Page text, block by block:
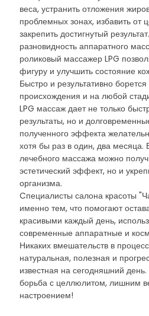
веса, устранить отложения
проблемных зонах, избавить от
закрепить достигнутый
разновидность аппаратного
роликовый массажер LPG
фигуру и улучшить состояние
Быстро и результативно
происхождения и на любой
LPG массаж дает не только
результаты, но и
полученного эффекта
хотя бы раз в один, два месяца.
лечебного массажа можно
эстетический эффект, но и
организма.
Cпециалисты салона красоты
именно тем, что помогают
красивыми каждый день,
современные аппаратные и
Никаких вмешательств в
натуральная, полезная и
известная на сегодняшний
борьба с целлюлитом, лишним
настроением!